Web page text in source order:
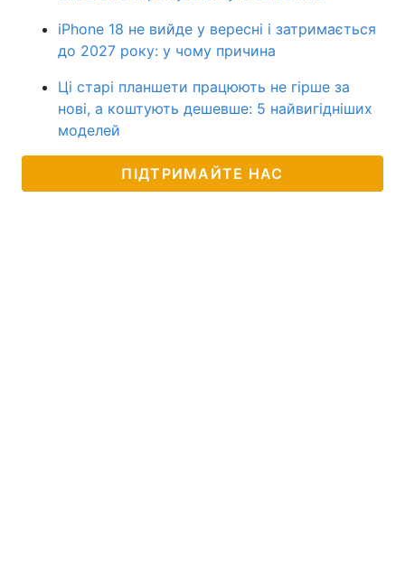
iPhone 18 не вийде у вересні і затримається
до 2027 року: у чому причина
Ці старі планшети працюють не гірше за
нові, а коштують дешевше: 5 найвигідніших
моделей
ПІДТРИМАЙТЕ НАС